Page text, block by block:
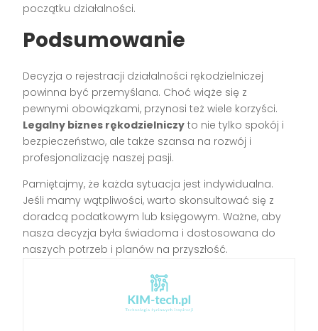
początku działalności.
Podsumowanie
Decyzja o rejestracji działalności rękodzielniczej
powinna być przemyślana. Choć wiąże się z
pewnymi obowiązkami, przynosi też wiele korzyści.
Legalny biznes rękodzielniczy to nie tylko spokój i
bezpieczeństwo, ale także szansa na rozwój i
profesjonalizację naszej pasji.
Pamiętajmy, że każda sytuacja jest indywidualna.
Jeśli mamy wątpliwości, warto skonsultować się z
doradcą podatkowym lub księgowym. Ważne, aby
nasza decyzja była świadoma i dostosowana do
naszych potrzeb i planów na przyszłość.